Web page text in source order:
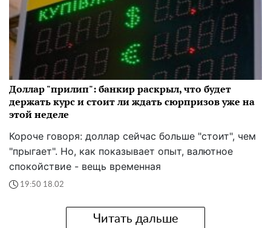
Доллар "прилип": банкир раскрыл, что будет
держать курс и стоит ли ждать сюрпризов уже на
этой неделе
Короче говоря: доллар сейчас больше "стоит", чем
"прыгает". Но, как показывает опыт, валютное
спокойствие - вещь временная
19:50 18.02
Читать дальше